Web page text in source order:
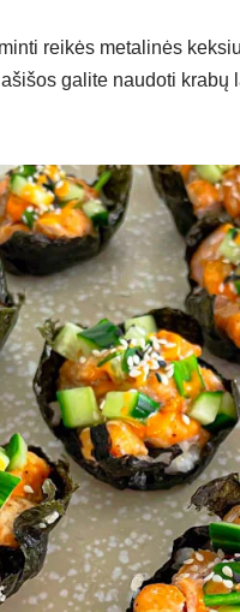
reikės metalinės
galite naudoti